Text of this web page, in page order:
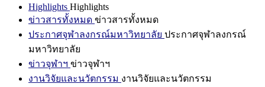
Highlights Highlights
ข่าวสารทั้งหมด ข่าวสารทั้งหมด
ประกาศจุฬาลงกรณ์มหาวิทยาลัย ประกาศจุฬาลงกรณ์
มหาวิทยาลัย
ข่าวจุฬาฯ ข่าวจุฬาฯ
งานวิจัยและนวัตกรรม งานวิจัยและนวัตกรรม